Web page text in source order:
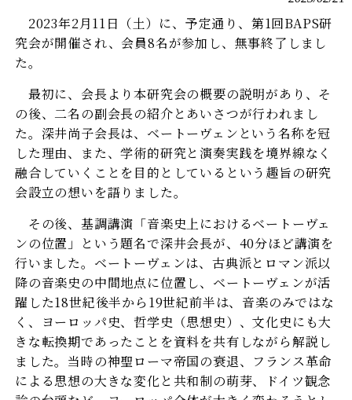
2023年2月11日（土）に、予定通り、第1回BAPS研
究会が開催され、会員8名が参加し、無事終了しまし
た。
最初に、会長より本研究会の概要の説明があり、そ
の後、二名の副会長の紹介とあいさつが行われまし
た。深井尚子会長は、ベートーヴェンという名称を冠
した理由、また、学術的研究と演奏実践を境界線なく
融合していくことを目的としているという趣旨の研究
会設立の想いを語りました。
その後、基調講演「音楽史上におけるベートーヴェ
ンの位置」という題名で深井会長が、40分ほど講演を
行いました。ベートーヴェンは、古典派とロマン派以
降の音楽史の中間地点に位置し、ベートーヴェンが活
躍した18世紀後半から19世紀前半は、音楽のみではな
く、ヨーロッパ史、哲学史（思想史）、文化史にも大
きな転換期であったことを資料を共有しながら解説し
ました。当時の神聖ローマ帝国の衰退、フランス革命
による思想の大きな変化と共和制の萌芽、ドイツ観念